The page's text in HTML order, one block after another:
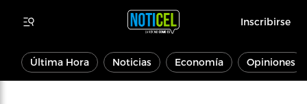
Inscribirse
Última Hora Noticias Economía Opiniones